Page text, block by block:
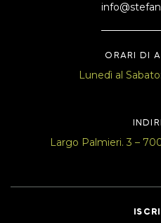
ORARI DI
Lunedì al
Largo Palmieri. 3 –